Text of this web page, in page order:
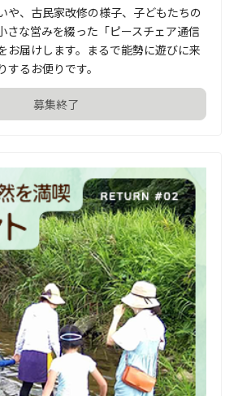
や、古民家改修の様子、子どもたちの
さな営みを綴った「ピースチェア通信
お届けします。まるで能勢に遊びに来
るお便りです。
募集終了